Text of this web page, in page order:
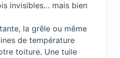
invisibles… mais bien
la grêle ou même
de température
toiture. Une tuile